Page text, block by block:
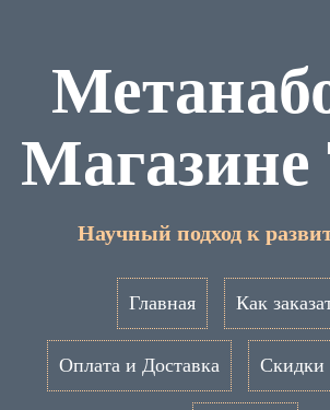
Магазине
Научный подход к
Главная Как
Оплата и Доставка Скидки